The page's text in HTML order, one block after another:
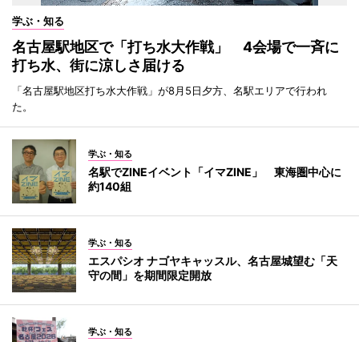
学ぶ・知る
名古屋駅地区で「打ち水大作戦」 4会場で一斉に
打ち水、街に涼しさ届ける
「名古屋駅地区打ち水大作戦」が8月5日夕方、名駅エリアで行われ
た。
学ぶ・知る
名駅でZINEイベント「イマZINE」 東海圏中心に
約140組
学ぶ・知る
エスパシオ ナゴヤキャッスル、名古屋城望む「天
守の間」を期間限定開放
学ぶ・知る